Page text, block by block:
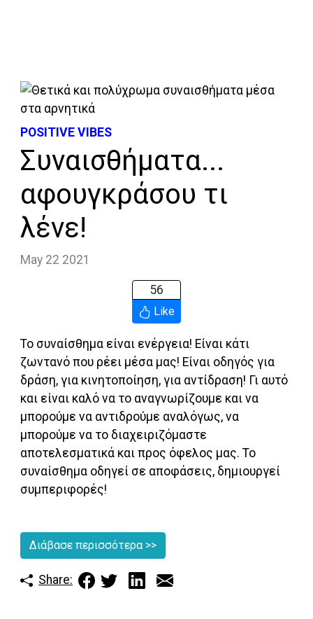
POSITIVE VIBES
Συναισθήματα...
αφουγκράσου τι
λένε!
May 22 2021
56
Like
Το συναίσθημα είναι ενέργεια! Είναι κάτι
ζωντανό που ρέει μέσα μας! Είναι οδηγός για
δράση, για κινητοποίηση, για αντίδραση! Γι αυτό
και είναι καλό να το αναγνωρίζουμε και να
μπορούμε να αντιδρούμε αναλόγως, να
μπορούμε να το διαχειριζόμαστε
αποτελεσματικά και προς όφελος μας. Το
συναίσθημα οδηγεί σε αποφάσεις, δημιουργεί
συμπεριφορές!
Διάβασε περισσότερα >>
Share: